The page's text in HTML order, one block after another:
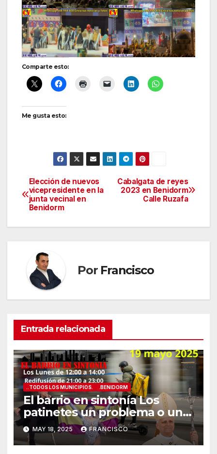
Comparte esto:
Me gusta esto:
Navegación
de
entradas
Cabalgata de reyes
2023 en Benidorm
Calle Ruzafa
Elección de nuevos
vicepresidente en la
junta vecinal en
Benidorm
Por Francisco
Entrada relacionada
..TODOS LOS MUNICIPIOS. .BENIDORM
El barrio en sintonía Los
patinetes un problema o una
solución?
MAY 18, 2025 FRANCISCO